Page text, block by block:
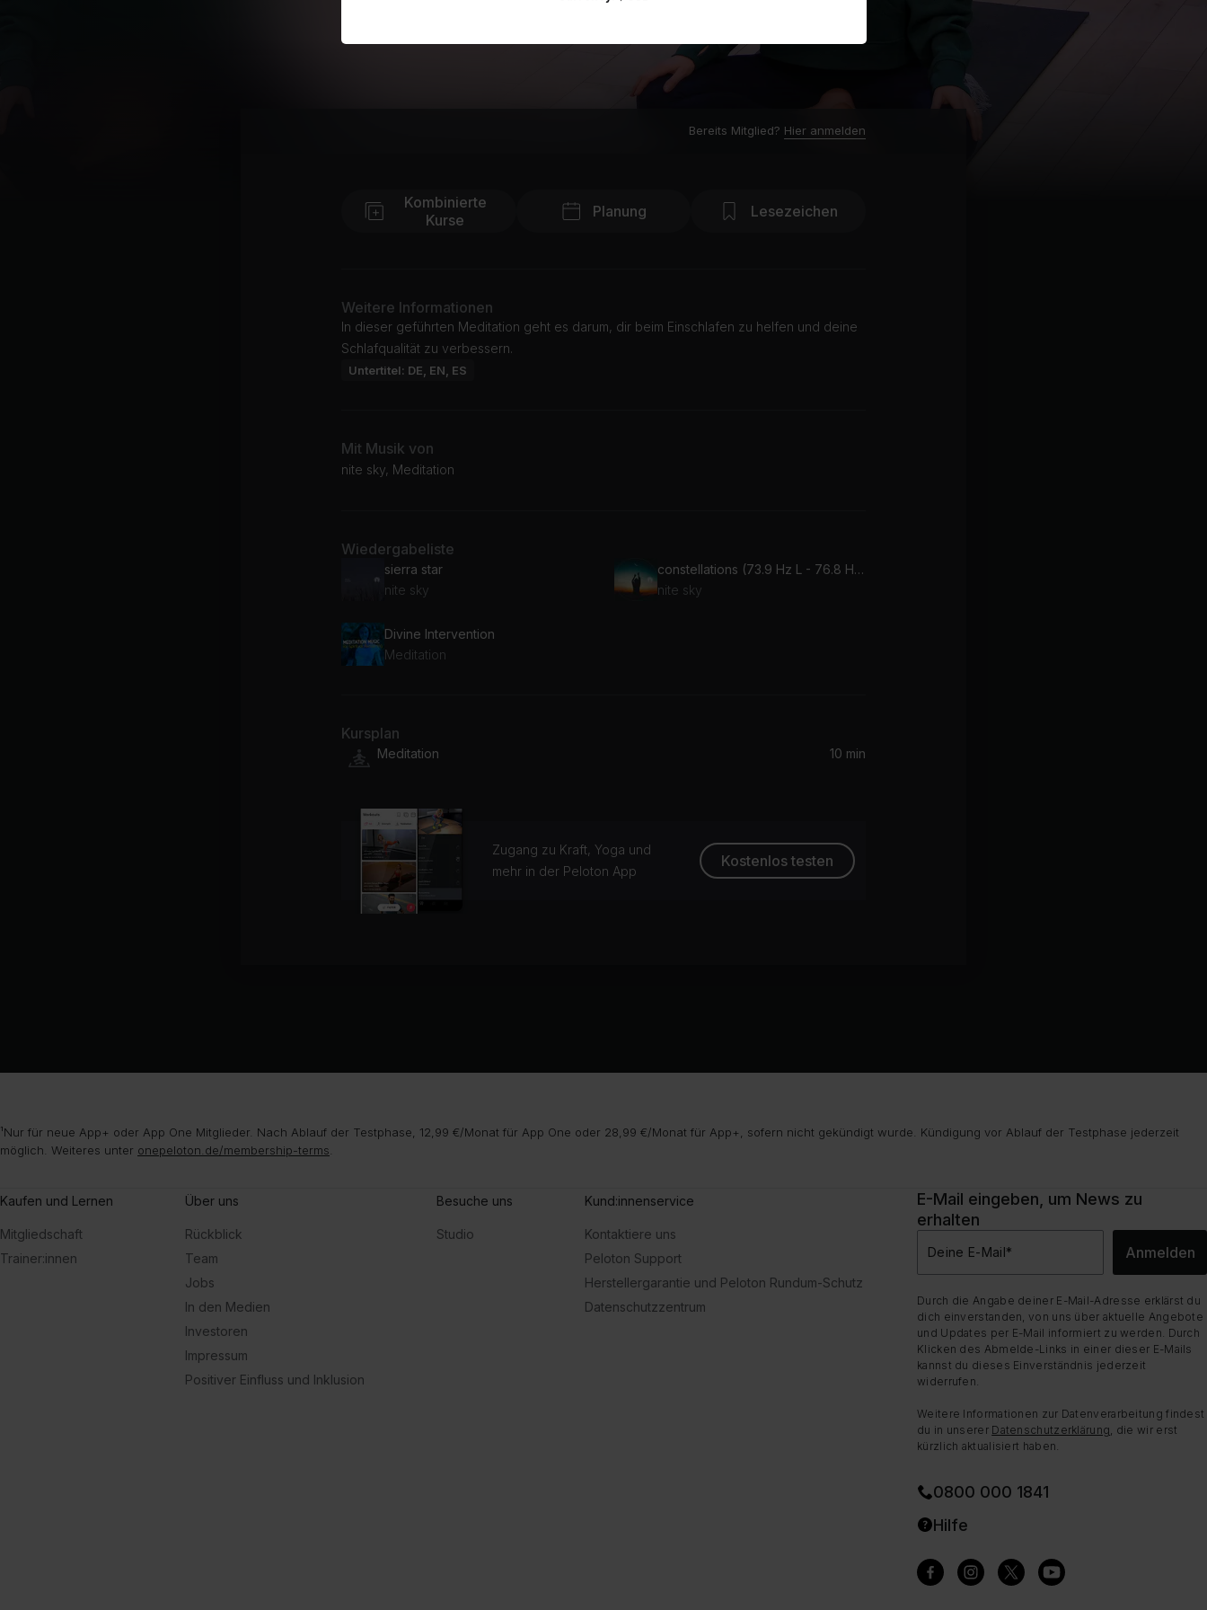
Bereits Mitglied? Hier anmelden
Kombinierte
Kurse
Planung Lesezeichen
Weitere Informationen
In dieser geführten Meditation geht es darum, dir beim Einschlafen zu helfen und deine
Schlafqualität zu verbessern.
Untertitel: DE, EN, ES
Mit Musik von
nite sky, Meditation
Wiedergabeliste
sierra star
nite sky
constellations (73.9 Hz L - 76.8 Hz R)
nite sky
Divine Intervention
Meditation
Kursplan
Meditation 10 min
Zugang zu Kraft, Yoga und
mehr in der Peloton App
Kostenlos testen
¹Nur für neue App+ oder App One Mitglieder. Nach Ablauf der Testphase, 12,99 €/Monat für App One oder 28,99 €/Monat für App+, sofern nicht gekündigt wurde. Kündigung vor Ablauf der Testphase jederzeit
möglich. Weiteres unter onepeloton.de/membership-terms
Kaufen und Lernen
Mitgliedschaft
Trainer:innen
Über uns
Rückblick
Team
Jobs
In den Medien
Investoren
Impressum
Positiver Einfluss und Inklusion
Besuche uns
Studio
Kund:innenservice
Kontaktiere uns
Peloton Support
Herstellergarantie und Peloton Rundum-Schutz
Datenschutzzentrum
E-Mail eingeben, um News zu
erhalten
Deine E-Mail* Anmelden
Durch die Angabe deiner E-Mail-Adresse erklärst du
dich einverstanden, von uns über aktuelle Angebote
und Updates per E-Mail informiert zu werden. Durch
Klicken des Abmelde-Links in einer dieser E-Mails
kannst du dieses Einverständnis jederzeit
widerrufen.
Weitere Informationen zur Datenverarbeitung findest
du in unserer Datenschutzerklärung, die wir erst
kürzlich aktualisiert haben.
0800 000 1841
Hilfe